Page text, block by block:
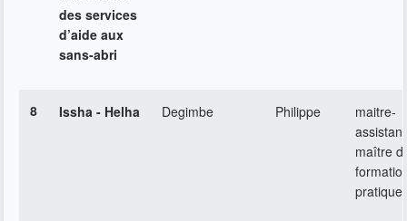
des services
d’aide aux
sans-abri
8 Issha - Helha Degimbe Philippe
maitre-
maître
pratique